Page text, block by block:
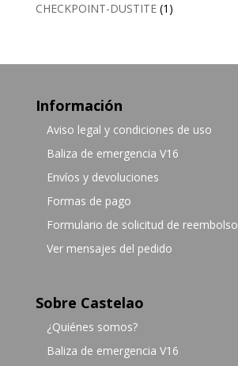
CHECKPOINT-DUSTITE (1)
Información
Aviso legal y condiciones de uso
Baliza de emergencia V16
Envíos y devoluciones
Formas de pago
Formulario de solicitud de reembolso
Ver mensajes del pedido
Sobre Castelao
¿Quiénes somos?
Baliza de emergencia V16